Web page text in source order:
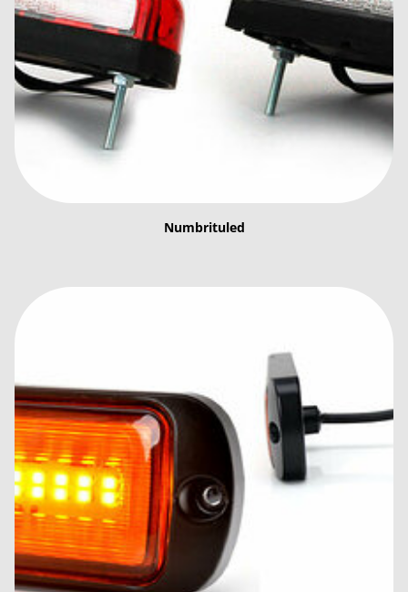
Numbrituled